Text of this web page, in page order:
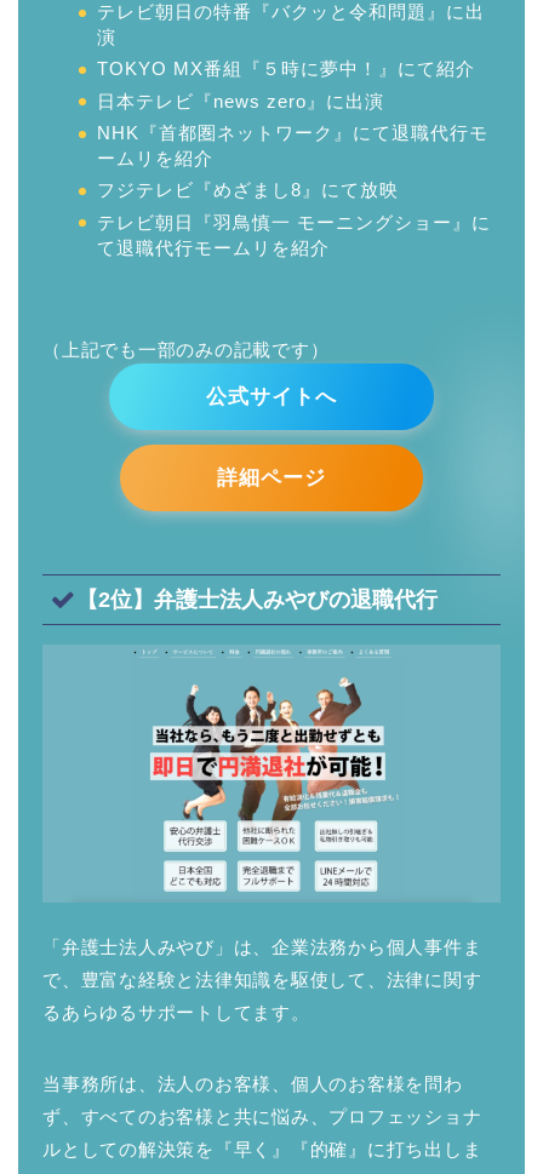
テレビ朝日の特番『バクッと令和問題』に出
演
TOKYO MX番組『５時に夢中！』にて紹介
日本テレビ『news zero』に出演
NHK『首都圏ネットワーク』にて退職代行モ
ームリを紹介
フジテレビ『めざまし8』にて放映
テレビ朝日『羽鳥慎一 モーニングショー』に
て退職代行モームリを紹介
（上記でも一部のみの記載です）
公式サイトへ
詳細ページ
【2位】弁護士法人みやびの退職代行
「弁護士法人みやび」は、企業法務から個人事件ま
で、豊富な経験と法律知識を駆使して、法律に関す
るあらゆるサポートしてます。
当事務所は、法人のお客様、個人のお客様を問わ
ず、すべてのお客様と共に悩み、プロフェッショナ
ルとしての解決策を『早く』『的確』に打ち出しま